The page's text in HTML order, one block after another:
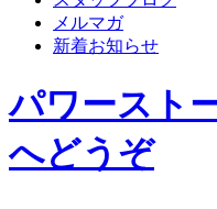
メルマガ
新着お知らせ
パワースト
へどうぞ